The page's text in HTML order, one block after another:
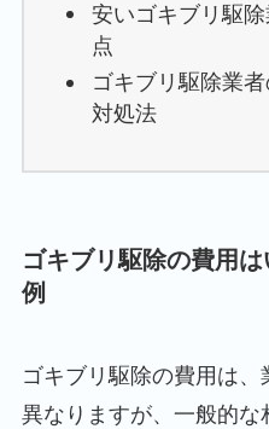
安いゴキブリ駆
点
ゴキブリ駆除業
対処法
ゴキブリ駆除の費用
例
ゴキブリ駆除の費用は
異なりますが、一般的な